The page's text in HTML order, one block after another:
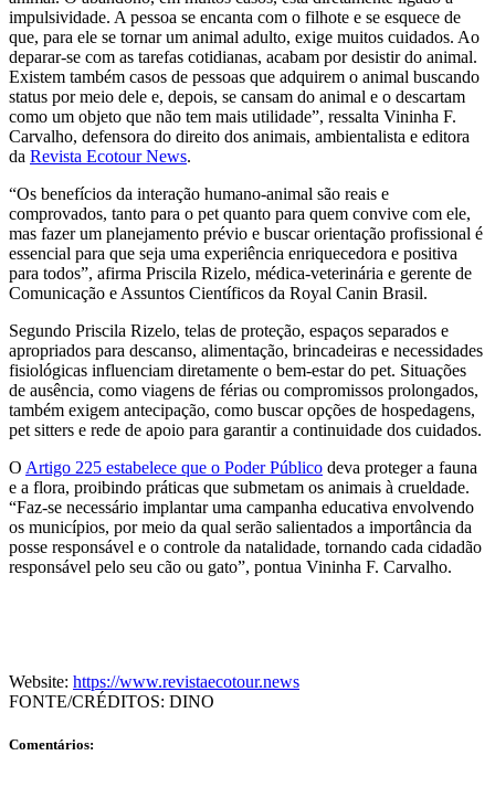
impulsividade. A pessoa se encanta com o filhote e se esquece de
que, para ele se tornar um animal adulto, exige muitos cuidados. Ao
deparar-se com as tarefas cotidianas, acabam por desistir do animal.
Existem também casos de pessoas que adquirem o animal buscando
status por meio dele e, depois, se cansam do animal e o descartam
como um objeto que não tem mais utilidade”, ressalta Vininha F.
Carvalho, defensora do direito dos animais, ambientalista e editora
da Revista Ecotour News.
“Os benefícios da interação humano-animal são reais e
comprovados, tanto para o pet quanto para quem convive com ele,
mas fazer um planejamento prévio e buscar orientação profissional é
essencial para que seja uma experiência enriquecedora e positiva
para todos”, afirma Priscila Rizelo, médica-veterinária e gerente de
Comunicação e Assuntos Científicos da Royal Canin Brasil.
Segundo Priscila Rizelo, telas de proteção, espaços separados e
apropriados para descanso, alimentação, brincadeiras e necessidades
fisiológicas influenciam diretamente o bem-estar do pet. Situações
de ausência, como viagens de férias ou compromissos prolongados,
também exigem antecipação, como buscar opções de hospedagens,
pet sitters e rede de apoio para garantir a continuidade dos cuidados.
O Artigo 225 estabelece que o Poder Público deva proteger a fauna
e a flora, proibindo práticas que submetam os animais à crueldade.
“Faz-se necessário implantar uma campanha educativa envolvendo
os municípios, por meio da qual serão salientados a importância da
posse responsável e o controle da natalidade, tornando cada cidadão
responsável pelo seu cão ou gato”, pontua Vininha F. Carvalho.
Website: https://www.revistaecotour.news
FONTE/CRÉDITOS: DINO
Comentários: